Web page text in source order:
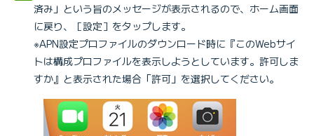
済み」という旨のメッセージが表示されるので、ホーム画面
に戻り、［設定］をタップします。
※APN設定プロファイルのダウンロード時に『このWebサイ
トは構成プロファイルを表示しようとしています。許可しま
すか』と表示された場合「許可」を選択してください。